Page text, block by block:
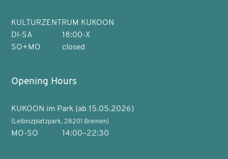
KULTURZENTRUM KUKOON
DI-SA
18:00-X
SO+MO
closed
Opening Hours
KUKOON im Park (ab 15.05.2026)
(Leibnizplatzpark, 28201 Bremen)
MO-SO 14:00–22:30